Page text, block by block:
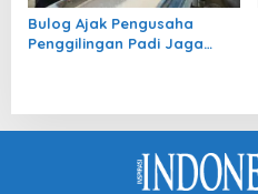
Bulog Ajak Pengusaha
Penggilingan Padi Jaga